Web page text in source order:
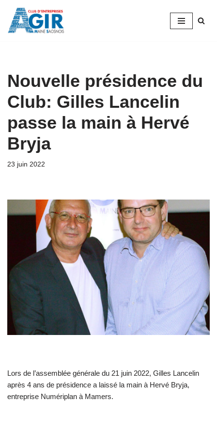
Aller
Nouvelle présidence du
Club: Gilles Lancelin
passe la main à Hervé
Bryja
23 juin 2022
Lors de l’assemblée générale du 21 juin 2022, Gilles Lancelin
après 4 ans de présidence a laissé la main à Hervé Bryja,
entreprise Numériplan à Mamers.